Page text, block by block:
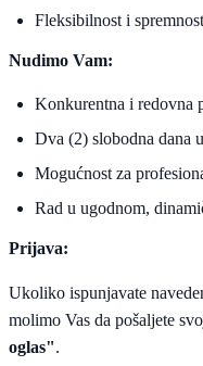
​Fleksibilnost i
Nudimo Vam:
​Konkurentna i redovna
​Dva (2) slobodna dana
​Mogućnost za
​Rad u ugodnom,
Prijava:
Ukoliko ispunjavate
molimo Vas da pošaljete
oglas".